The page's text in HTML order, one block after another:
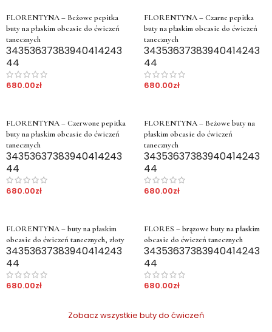
FLORENTYNA – Beżowe pepitka
buty na płaskim obcasie do ćwiczeń
tanecznych
34353637383940414243
44
680.00zł
FLORENTYNA – Czarne pepitka
buty na płaskim obcasie do ćwiczeń
tanecznych
34353637383940414243
44
680.00zł
FLORENTYNA – Czerwone pepitka
buty na płaskim obcasie do ćwiczeń
tanecznych
34353637383940414243
44
680.00zł
FLORENTYNA – Beżowe buty na
płaskim obcasie do ćwiczeń
tanecznych
34353637383940414243
44
680.00zł
FLORENTYNA – buty na płaskim
obcasie do ćwiczeń tanecznych, złoty
34353637383940414243
44
680.00zł
FLORES – brązowe buty na płaskim
obcasie do ćwiczeń tanecznych
34353637383940414243
44
680.00zł
Zobacz wszystkie buty do ćwiczeń